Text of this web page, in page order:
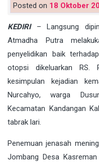
Posted on 18 Oktober
KEDIRI– Langsung
Atmadha Putra
penyelidikan baik
otopsi dikeluarkan RS.
kesimpulan kejadian
Nurcahyo, warga
Kecamatan Kandangan
tabrak lari.
Penemuan jenasah
Jombang Desa